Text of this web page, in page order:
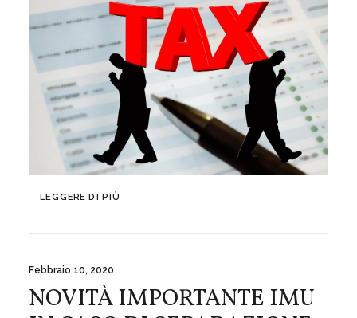
LEGGERE DI PIÙ
Febbraio 10, 2020
NOVITÀ IMPORTANTE IMU